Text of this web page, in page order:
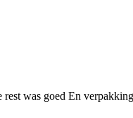
was goed En